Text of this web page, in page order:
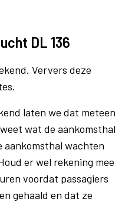
DL 136
Ververs deze
laten we dat meteen
wat de aankomsthal
aankomsthal wachten
er wel rekening mee
voordat passagiers
gehaald en dat ze